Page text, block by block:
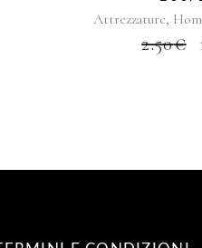
Attrezzature,
2.50€